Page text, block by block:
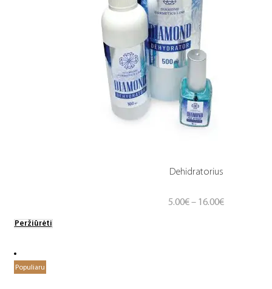
Dehidratorius
5.00€ – 16.00€Price
Peržiūrėti
Populiaru